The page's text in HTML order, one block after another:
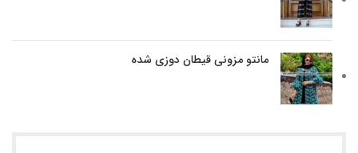
مانتو مزونی قیطان دوزی شده